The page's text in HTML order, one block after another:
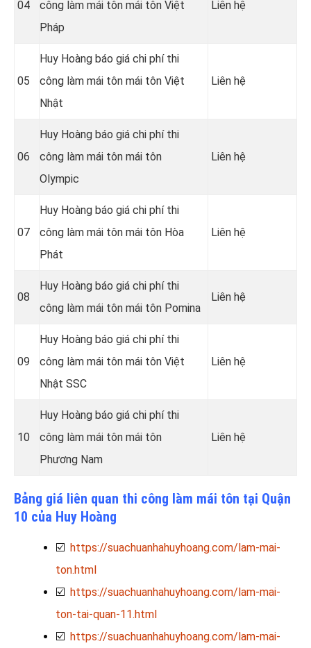
04
công làm mái tôn mái tôn Việt
Pháp
Liên hệ
05
Huy Hoàng báo giá chi phí thi
công làm mái tôn mái tôn Việt
Nhật
Liên hệ
06
Huy Hoàng báo giá chi phí thi
công làm mái tôn mái tôn
Olympic
Liên hệ
07
Huy Hoàng báo giá chi phí thi
công làm mái tôn mái tôn Hòa
Phát
Liên hệ
08
Huy Hoàng báo giá chi phí thi
công làm mái tôn mái tôn Pomina
Liên hệ
09
Huy Hoàng báo giá chi phí thi
công làm mái tôn mái tôn Việt
Nhật SSC
Liên hệ
10
Huy Hoàng báo giá chi phí thi
công làm mái tôn mái tôn
Phương Nam
Liên hệ
Bảng giá liên quan thi công làm mái tôn tại Quận
10 của Huy Hoàng
☑️ https://suachuanhahuyhoang.com/lam-mai-
ton.html
☑️ https://suachuanhahuyhoang.com/lam-mai-
ton-tai-quan-11.html
☑️ https://suachuanhahuyhoang.com/lam-mai-